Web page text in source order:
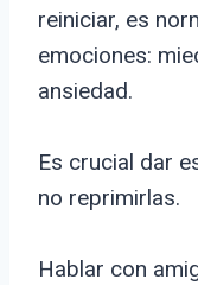
reiniciar, es
emociones:
ansiedad.
Es crucial dar
no reprimirlas.
Hablar con